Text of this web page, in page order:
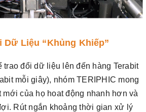
Dữ Liệu “Khủng Khiếp”
trao đổi dữ liệu lên đến hàng Terabit
mỗi giây), nhóm TERIPHIC mong
mới của họ hoat động nhanh hơn và
Rút ngắn khoảng thời gian xử lý